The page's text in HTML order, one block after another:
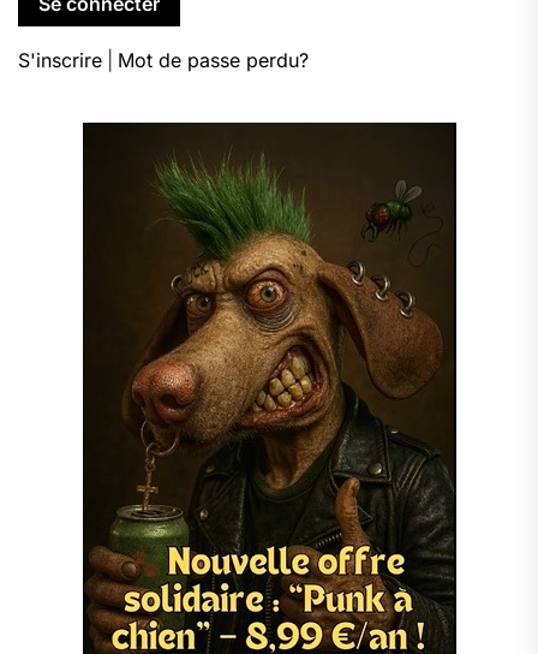
S'inscrire Mot de passe perdu?